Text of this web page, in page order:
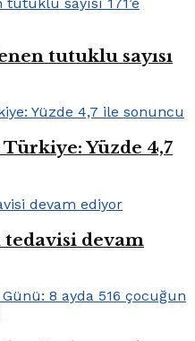
tutuklu sayısı
Yüzde 4,7
tedavisi devam